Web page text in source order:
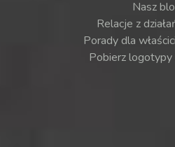
Nasz
Relacje z
Porady dla
Pobierz